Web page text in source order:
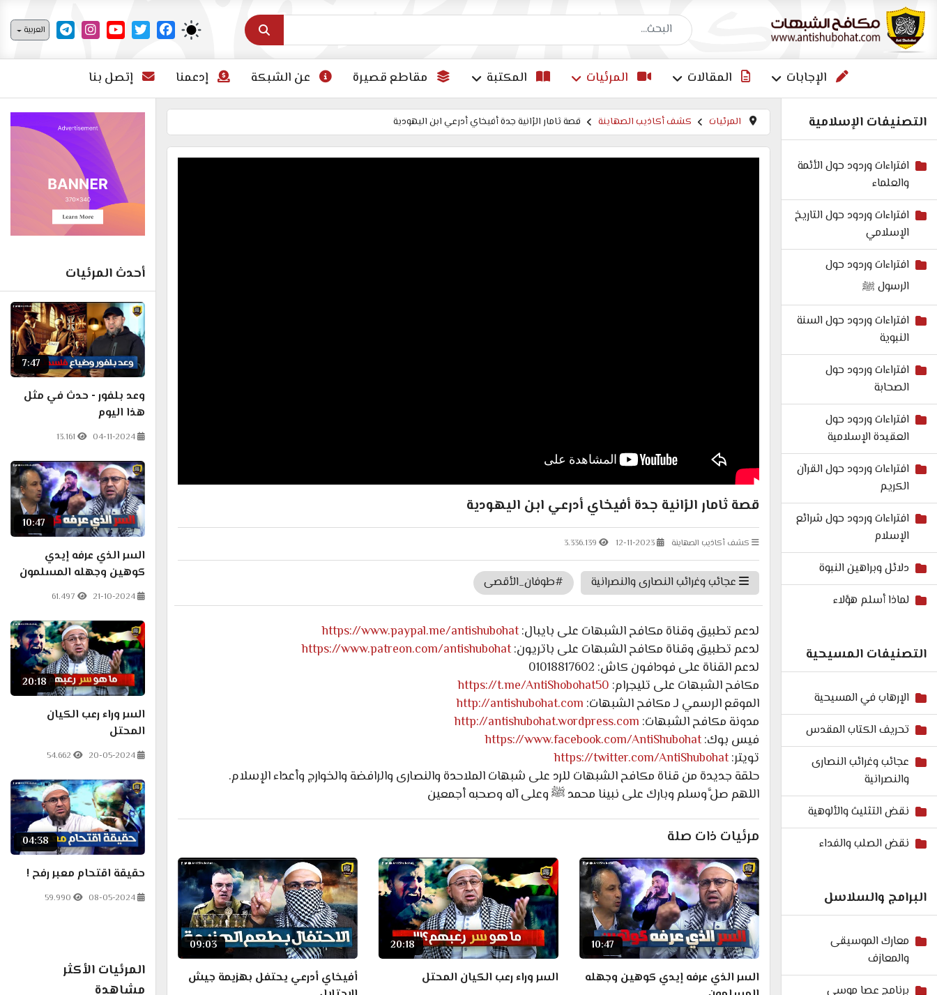
البحث عن إجابات اختر لغتك
العربية
الإجابات المقالات المرئيات المكتبة مقاطع قصيرة عن الشبكة إدعمنا إتصل بنا
التصنيفات الإسلامية
افتراءات وردود حول الأئمة
والعلماء
افتراءات وردود حول التاريخ
الإسلامي
افتراءات وردود حول
الرسول ﷺ
افتراءات وردود حول السنة
النبوية
افتراءات وردود حول
الصحابة
افتراءات وردود حول
العقيدة الإسلامية
افتراءات وردود حول القرآن
الكريم
افتراءات وردود حول شرائع
الإسلام
دلائل وبراهين النبوة
لماذا أسلم هؤلاء
التصنيفات المسيحية
الإرهاب في المسيحية
تحريف الكتاب المقدس
عجائب وغرائب النصارى
والنصرانية
نقض التثليث والألوهية
نقض الصلب والفداء
البرامج والسلاسل
معارك الموسيقى
والمعازف
برنامج عصا موسى
المرئيات كشف أكاذيب الصهاينة قصة ثامار الرْانية جدة أفيخاي أدرعي ابن اليهودية
قصة ثامار الرْانية جدة أفيخاي أدرعي ابن اليهودية
كشف أكاذيب الصهاينة 12-11-2023
3.336.139
عجائب وغرائب النصارى والنصرانية #طوفان_الأقصى
لدعم تطبيق وقناة مكافح الشبهات على بايبال:https://www.paypal.me/antishubohat
لدعم تطبيق وقناة مكافح الشبهات على باتريون:https://www.patreon.com/antishubohat
لدعم القناة على فودافون كاش: 01018817602
مكافح الشبهات على تليجرام: https://t.me/AntiShobohat50
الموقع الرسمي لـ مكافح الشبهات: http://antishubohat.com
مدونة مكافح الشبهات: http://antishubohat.wordpress.com
فيس بوك:https://www.facebook.com/AntiShubohat
تويتر:https://twitter.com/AntiShubohat
حلقة جديدة من قناة مكافح الشبهات للرد على شبهات الملاحدة والنصارى والرافضة والخوارج وأعداء الإسلام.
اللهم صلَّ وسلم وبارك على نبينا محمد ﷺ وعلى آله وصحبه أجمعين
مرئيات ذات صلة
10:47
السر الذي عرفه إيدي كوهين وجهله
20:18
السر وراء رعب الكيان المحتل
09:03
أفيخاي أدرعي يحتفل بهزيمة جيش
أحدث المرئيات
7:47
وعد بلفور - حدث في مثل
هذا اليوم
04-11-2024
13.161
10:47
السر الذي عرفه إيدي
كوهين وجهله المسلمون
21-10-2024
61.497
20:18
السر وراء رعب الكيان
المحتل
20-05-2024
54.662
04:38
حقيقة اقتحام معبر رفح !
08-05-2024
59.990
المرئيات الأكثر
مشاهدة